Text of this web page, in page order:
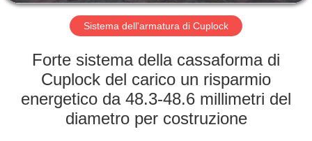
DELLA
FABBRICA
CONTROLLO
Sistema dell'armatura di Cuplock
Forte sistema della cassaforma di
Cuplock del carico un risparmio
energetico da 48.3-48.6 millimetri del
diametro per costruzione